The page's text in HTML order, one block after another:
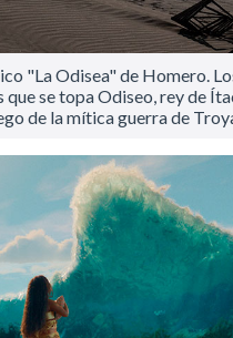
"La Odisea" de Homero.
se topa Odiseo, rey de
de la mítica guerra de